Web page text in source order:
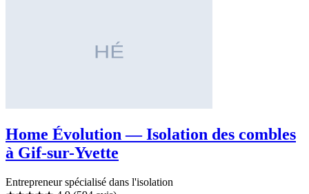
Home Évolution — Isolation des combles
à Gif-sur-Yvette
Entrepreneur spécialisé dans l'isolation